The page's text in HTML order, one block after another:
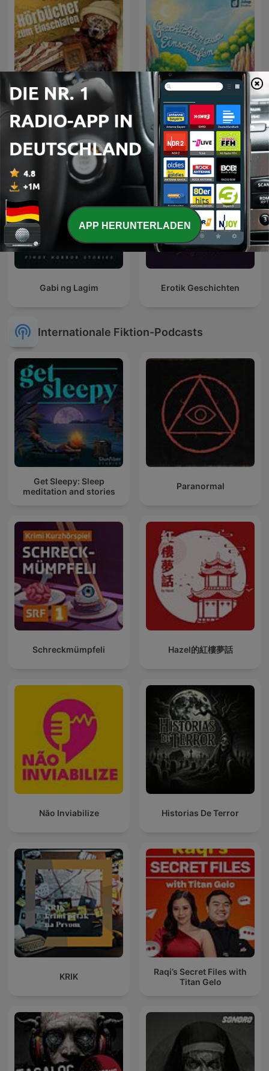
Hörbücher zum
Einschlafen
Geschichten zum
Einschlafen
Gabi ng Lagim Erotik Geschichten
Internationale Fiktion-Podcasts
Get Sleepy: Sleep
meditation and stories
Paranormal
Schreckmümpfeli Hazel的紅樓夢話
Não Inviabilize Historias De Terror
KRIK
Raqi’s Secret Files with
Titan Gelo
APP HERUNTERLADEN